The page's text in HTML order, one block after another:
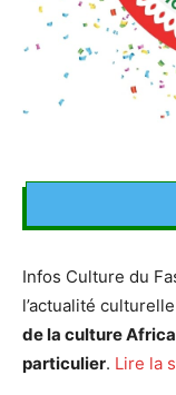
Infos Culture du
l’actualité
de la culture
particulier. Lire la